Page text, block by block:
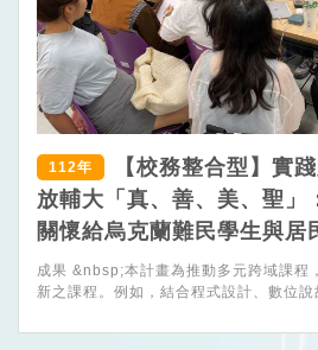
112年
【校務整合型】實
放輔大「真、善、美、聖」
關懷給烏克蘭難民學生與居
成果 &nbsp;本計畫為推動多元跨域課程，支援開發多元、有趣、創
新之課程。例如，結合程式設計、數位說